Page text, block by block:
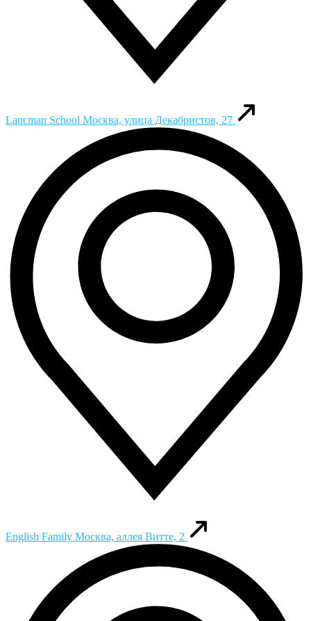
Lancman School Москва, улица Декабристов, 27
English Family Москва, аллея Витте, 2